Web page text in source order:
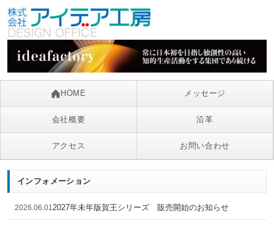
HOME メッセージ
会社概要 沿革
アクセス お問い合わせ
インフォメーション
2026.06.012027年未年版賀王シリーズ 販売開始のお知らせ